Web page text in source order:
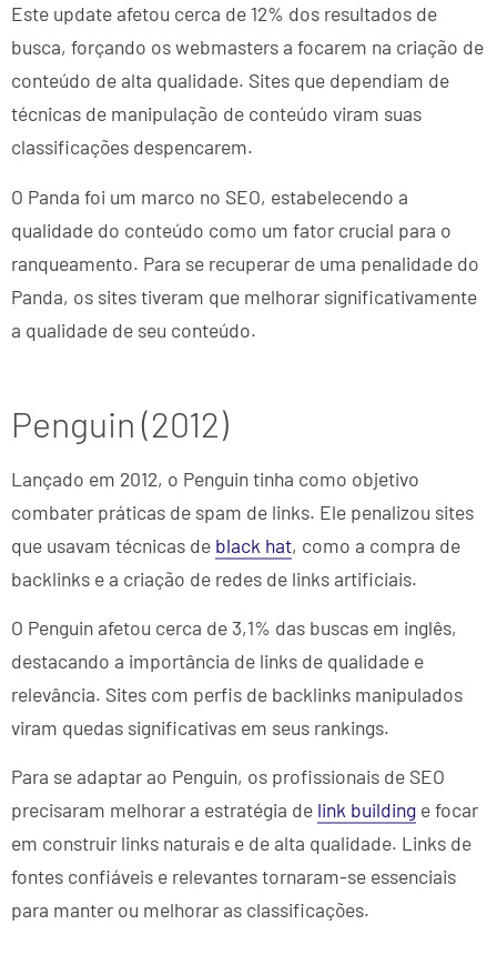
Este update afetou cerca de 12% dos resultados de
busca, forçando os webmasters a focarem na criação de
conteúdo de alta qualidade. Sites que dependiam de
técnicas de manipulação de conteúdo viram suas
classificações despencarem.
O Panda foi um marco no SEO, estabelecendo a
qualidade do conteúdo como um fator crucial para o
ranqueamento. Para se recuperar de uma penalidade do
Panda, os sites tiveram que melhorar significativamente
a qualidade de seu conteúdo.
Penguin (2012)
Lançado em 2012, o Penguin tinha como objetivo
combater práticas de spam de links. Ele penalizou sites
que usavam técnicas de black hat, como a compra de
backlinks e a criação de redes de links artificiais.
O Penguin afetou cerca de 3,1% das buscas em inglês,
destacando a importância de links de qualidade e
relevância. Sites com perfis de backlinks manipulados
viram quedas significativas em seus rankings.
Para se adaptar ao Penguin, os profissionais de SEO
precisaram melhorar a estratégia de link building e focar
em construir links naturais e de alta qualidade. Links de
fontes confiáveis e relevantes tornaram-se essenciais
para manter ou melhorar as classificações.